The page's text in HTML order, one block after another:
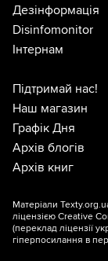
Дезінформація
Disinfomonitor
Інтернам
Підтримай нас!
Наш магазин
Графік Дня
Архів блогів
Архів книг
Матеріали
ліцензією Creative
(переклад ліцензії
гіперпосилання в